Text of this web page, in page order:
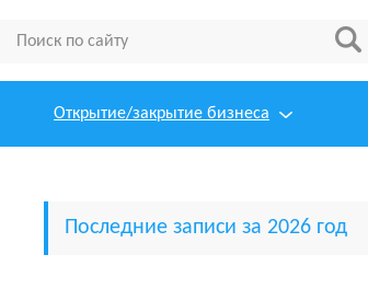
Открытие/закрытие бизнеса
Последние записи за 2026 год